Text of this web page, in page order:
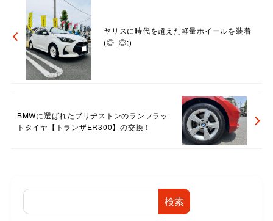
ヤリスに時代を超えた軽量ホイールを装着
(◎_◎;)
BMWに選ばれたブリヂストンのランフラッ
トタイヤ【トランザER300】の交換！
検索